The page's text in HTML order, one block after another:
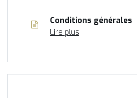
Conditions générales
Lire plus